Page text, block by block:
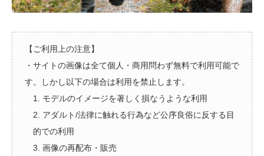
【ご利用上の注意】
・サイトの画像は全て個人・商用問わず無料で利用可能で
す。しかし以下の場合は利用を禁止します。
1. モデルのイメージを著しく損なうような利用
2. アダルト/法律に触れる行為など公序良俗に反する目
的での利用
3. 画像の再配布・販売